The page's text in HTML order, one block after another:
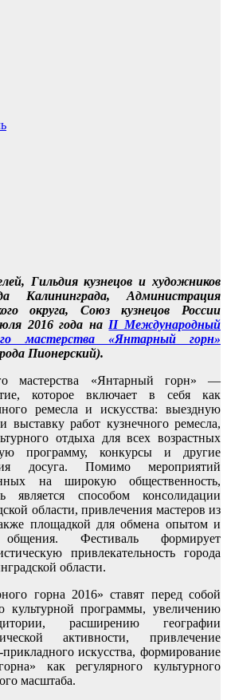
Гильдия кузнецов и художников
Калининграда, Администрация
округа, Союз кузнецов России
2016 года на II Международный
мастерства «Янтарный горн»
Пионерский).
мастерства «Янтарный горн» —
которое включает в себя как
ремесла и искусства: выездную
выставку работ кузнечного ремесла,
отдыха для всех возрастных
программу, конкурсы и другие
досуга. Помимо мероприятий
на широкую общественность,
является способом консолидации
области, привлечения мастеров из
площадкой для обмена опытом и
общения. Фестиваль формирует
привлекательность города
области.
горна 2016» ставят перед собой
культурной программы, увеличению
расширению географии
активности, привлечение
прикладного искусства, формирование
как регулярного культурного
масштаба.